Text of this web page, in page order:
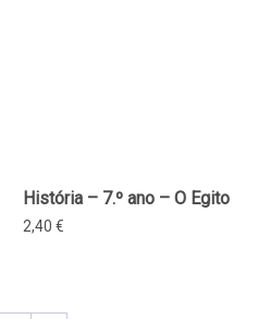
História – 7.º ano – O Egito
2,40 €